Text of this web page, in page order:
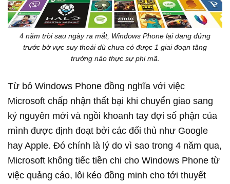
4 năm trời sau ngày ra mắt, Windows Phone lại đang đứng
trước bờ vực suy thoái dù chưa có được 1 giai đoạn tăng
trưởng nào thực sự phi mã.
Từ bỏ Windows Phone đồng nghĩa với việc
Microsoft chấp nhận thất bại khi chuyển giao sang
kỷ nguyên mới và ngồi khoanh tay đợi số phận của
mình được định đoạt bởi các đối thủ như Google
hay Apple. Đó chính là lý do vì sao trong 4 năm qua,
Microsoft không tiếc tiền chi cho Windows Phone từ
việc quảng cáo, lôi kéo đồng minh cho tới thuyết